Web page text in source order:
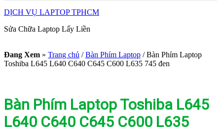
DỊCH VỤ LAPTOP TPHCM
Sửa Chữa Laptop Lấy Liền
Đang Xem » Trang chủ / Bàn Phím Laptop /Bàn Phím Laptop
Toshiba L645 L640 C640 C645 C600 L635 745 đen
Bàn Phím Laptop Toshiba L645
L640 C640 C645 C600 L635